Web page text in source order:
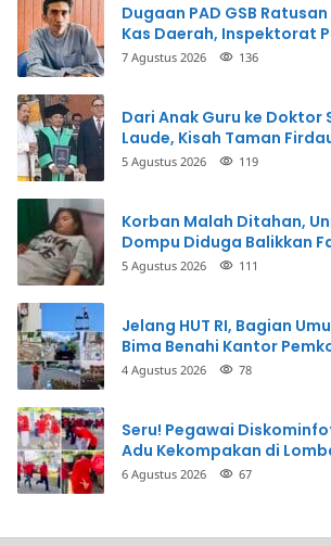
Dugaan PAD GSB
Kas Daerah, Inspektorat
Terkait
7 Agustus 2026 136
Dari Anak Guru ke Doktor
Laude, Kisah Taman
5 Agustus 2026 119
Korban Malah Ditahan,
Dompu Diduga Balikkan
Penganiayaan
5 Agustus 2026 111
Jelang HUT RI, Bagian
Bima Benahi Kantor
4 Agustus 2026 78
Seru! Pegawai
Adu Kekompakan di
6 Agustus 2026 67